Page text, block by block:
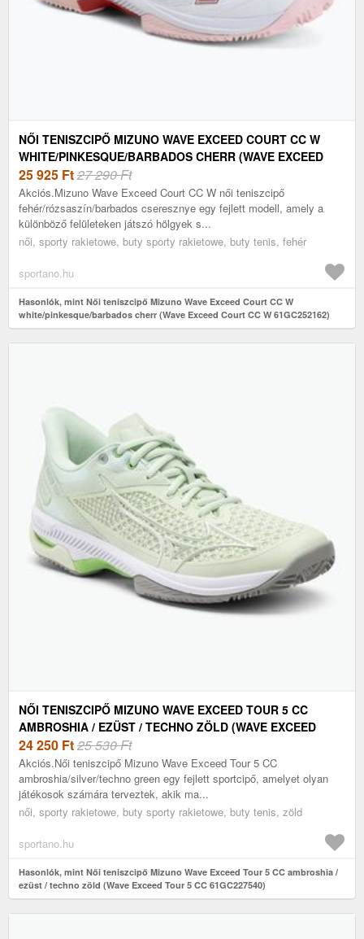
NŐI TENISZCIPŐ MIZUNO WAVE EXCEED COURT CC W
WHITE/PINKESQUE/BARBADOS CHERR (WAVE EXCEED
COURT CC W 61GC252162)
25 925 Ft27 290 Ft
Akciós.Mizuno Wave Exceed Court CC W női teniszcipő
fehér/rózsaszín/barbados cseresznye egy fejlett modell, amely a
különböző felületeken játszó hölgyek s...
női, sporty rakietowe, buty sporty rakietowe, buty tenis, fehér
sportano.hu
Hasonlók, mint Női teniszcipő Mizuno Wave Exceed Court CC W
white/pinkesque/barbados cherr (Wave Exceed Court CC W 61GC252162)
NŐI TENISZCIPŐ MIZUNO WAVE EXCEED TOUR 5 CC
AMBROSHIA / EZÜST / TECHNO ZÖLD (WAVE EXCEED
TOUR 5 CC 61GC227540)
24 250 Ft25 530 Ft
Akciós.Női teniszcipő Mizuno Wave Exceed Tour 5 CC
ambroshia/silver/techno green egy fejlett sportcipő, amelyet olyan
játékosok számára terveztek, akik ma...
női, sporty rakietowe, buty sporty rakietowe, buty tenis, zöld
sportano.hu
Hasonlók, mint Női teniszcipő Mizuno Wave Exceed Tour 5 CC ambroshia /
ezüst / techno zöld (Wave Exceed Tour 5 CC 61GC227540)